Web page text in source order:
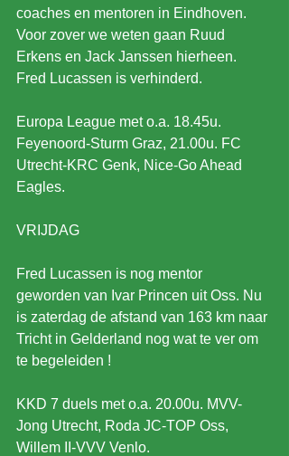
coaches en mentoren in Eindhoven.
Voor zover we weten gaan Ruud
Erkens en Jack Janssen hierheen.
Fred Lucassen is verhinderd.
Europa League met o.a. 18.45u.
Feyenoord-Sturm Graz, 21.00u. FC
Utrecht-KRC Genk, Nice-Go Ahead
Eagles.
VRIJDAG
Fred Lucassen is nog mentor
geworden van Ivar Princen uit Oss. Nu
is zaterdag de afstand van 163 km naar
Tricht in Gelderland nog wat te ver om
te begeleiden !
KKD 7 duels met o.a. 20.00u. MVV-
Jong Utrecht, Roda JC-TOP Oss,
Willem II-VVV Venlo.